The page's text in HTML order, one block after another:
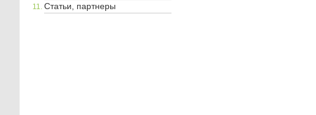
Статьи, партнеры